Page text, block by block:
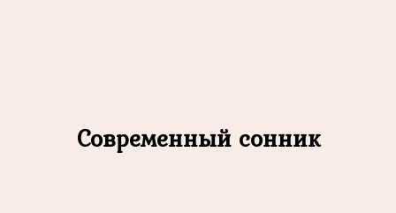
Современный сонник